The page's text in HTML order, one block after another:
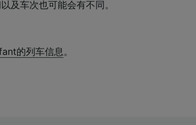
及车次也可能会有不同。
的列车信息 。